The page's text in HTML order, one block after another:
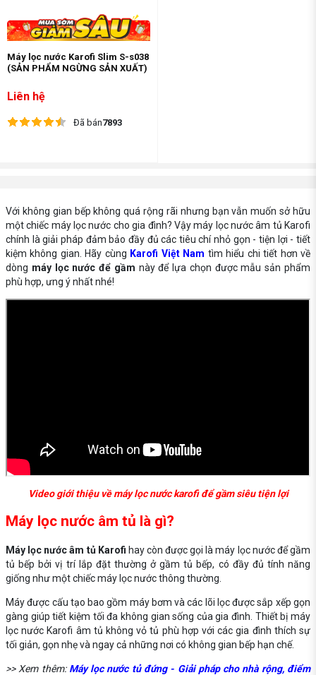
Máy lọc nước Karofi Slim S-s038
(SẢN PHẨM NGỪNG SẢN XUẤT)
Liên hệ
Đã bán7893
Với không gian bếp không quá rộng rãi nhưng bạn vẫn muốn sở hữu
một chiếc máy lọc nước cho gia đình? Vậy máy lọc nước âm tủ Karofi
chính là giải pháp đảm bảo đầy đủ các tiêu chí nhỏ gọn - tiện lợi - tiết
kiệm không gian. Hãy cùng Karofi Việt Nam tìm hiểu chi tiết hơn về
dòng máy lọc nước để gầm này để lựa chọn được mẫu sản phẩm
phù hợp, ưng ý nhất nhé!
Video giới thiệu về máy lọc nước karofi để gầm siêu tiện lợi
Máy lọc nước âm tủ là gì?
Máy lọc nước âm tủ Karofi hay còn được gọi là máy lọc nước để gầm
tủ bếp bởi vị trí lắp đặt thường ở gầm tủ bếp, có đầy đủ tính năng
giống như một chiếc máy lọc nước thông thường.
Máy được cấu tạo bao gồm máy bơm và các lõi lọc được sắp xếp gọn
gàng giúp tiết kiệm tối đa không gian sống của gia đình. Thiết bị máy
lọc nước Karofi âm tủ không vỏ tủ phù hợp với các gia đình thích sự
tối giản, gọn nhẹ và ngay cả những nơi có không gian bếp hạn chế.
>> Xem thêm: Máy lọc nước tủ đứng - Giải pháp cho nhà rộng, điểm